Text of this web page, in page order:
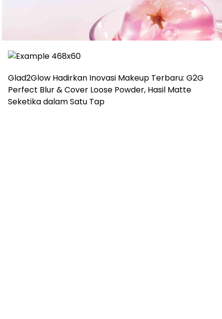
Glad2Glow Hadirkan Inovasi Makeup Terbaru: G2G
Perfect Blur & Cover Loose Powder, Hasil Matte
Seketika dalam Satu Tap